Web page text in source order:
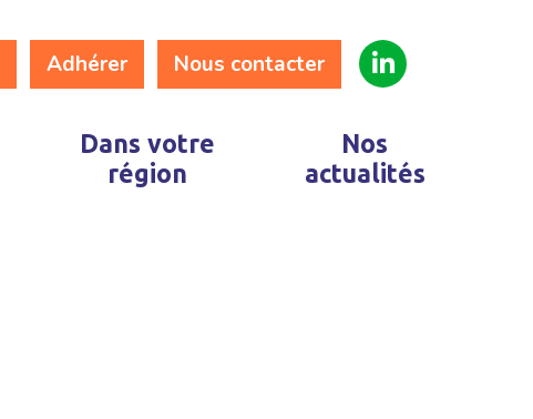
Adhérer Nous contacter
Dans votre
région
Nos
actualités